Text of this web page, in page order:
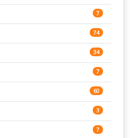
7
74
34
7
60
3
7